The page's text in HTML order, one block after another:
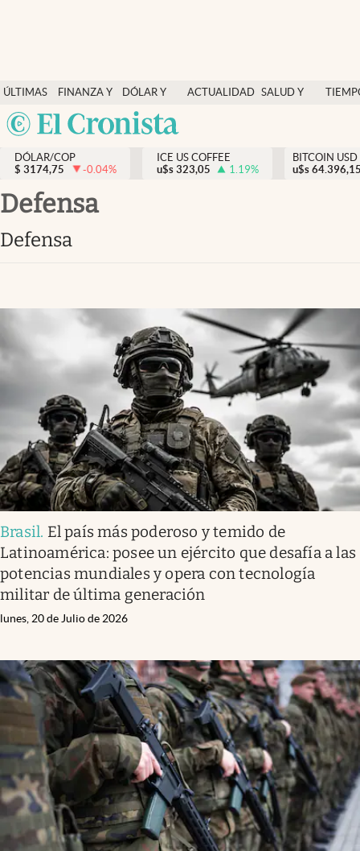
ÚLTIMAS
NOTICIAS
FINANZA Y
ECONOMÍA
DÓLAR Y
MERCADOS
ACTUALIDAD SALUD Y
México
Salud y nutrición
Vida espiritual
Actualidad
Dólar y mercados
Curiosidades
DÓLAR/COP
$ 3174,75 -0.04%
ICE US COFFEE
u$s 323,05 1.19%
BITCOIN USD
u$s
Defensa
Defensa
Brasil. El país más poderoso y temido de
Latinoamérica: posee un ejército que desafía a las
potencias mundiales y opera con tecnología
militar de última generación
lunes, 20 de Julio de 2026